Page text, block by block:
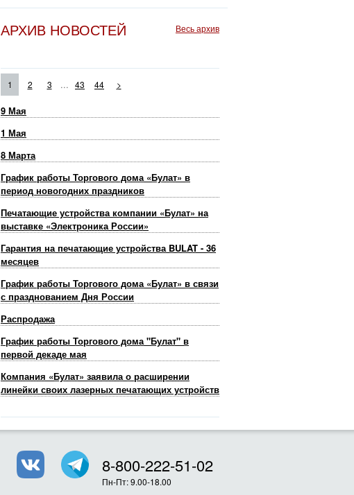
АРХИВ НОВОСТЕЙ Весь архив
1 2 3 ... 43 44 >
9 Мая
1 Мая
8 Марта
График работы Торгового дома «Булат» в
период новогодних праздников
Печатающие устройства компании «Булат» на
выставке «Электроника России»
Гарантия на печатающие устройства BULAT - 36
месяцев
График работы Торгового дома «Булат» в связи
с празднованием Дня России
Распродажа
График работы Торгового дома "Булат" в
первой декаде мая
Компания «Булат» заявила о расширении
линейки своих лазерных печатающих устройств
8-800-222-51-02
Пн-Пт: 9.00-18.00